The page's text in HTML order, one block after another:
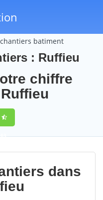
batiment
: Ruffieu
chiffre
63
dans